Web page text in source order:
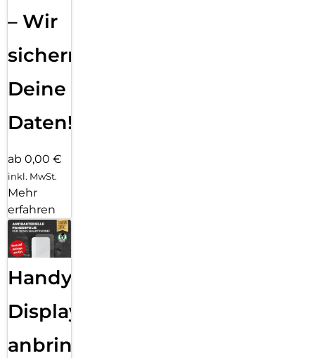
– Wir
sichern
Deine
Daten!
ab 0,00 €
inkl. MwSt.
Mehr
erfahren
Handy
Displayfolie
anbringen